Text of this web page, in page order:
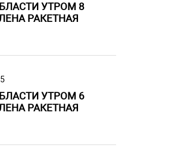
УТРОМ 8
РАКЕТНАЯ
УТРОМ 6
РАКЕТНАЯ